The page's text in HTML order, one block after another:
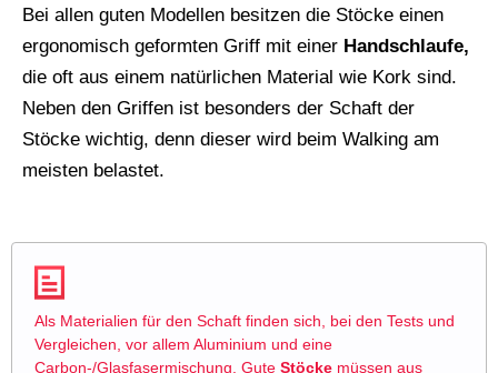
Bei allen guten Modellen besitzen die Stöcke einen
ergonomisch geformten Griff mit einer Handschlaufe,
die oft aus einem natürlichen Material wie Kork sind.
Neben den Griffen ist besonders der Schaft der
Stöcke wichtig, denn dieser wird beim Walking am
meisten belastet.
Als Materialien für den Schaft finden sich, bei den Tests und
Vergleichen, vor allem Aluminium und eine
Carbon-/Glasfasermischung. Gute Stöcke müssen aus